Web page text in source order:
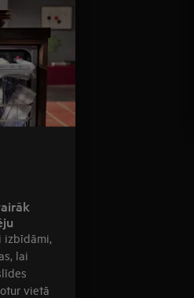
izbīdāmi,
lai
vietā